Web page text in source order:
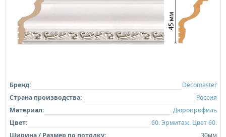
Бренд:
Decomaster
Страна производства:
Россия
Материал:
Дюропрофиль
Цвет:
60. Эрмитаж. Цвет 60.
Ширина / Размер по потолку:
30мм